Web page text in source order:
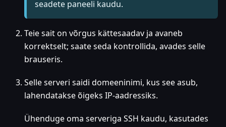
seadete paneeli kaudu.
Teie sait on võrgus kättesaadav ja avaneb
korrektselt; saate seda kontrollida, avades selle
brauseris.
Selle serveri saidi domeeninimi, kus see asub,
lahendatakse õigeks IP-aadressiks.
Ühenduge oma serveriga SSH kaudu, kasutades